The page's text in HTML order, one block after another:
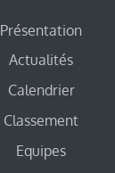
Présentation
Actualités
Calendrier
Classement
Equipes